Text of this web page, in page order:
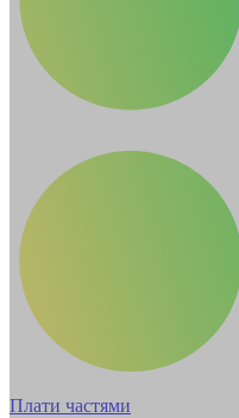
Плати частями